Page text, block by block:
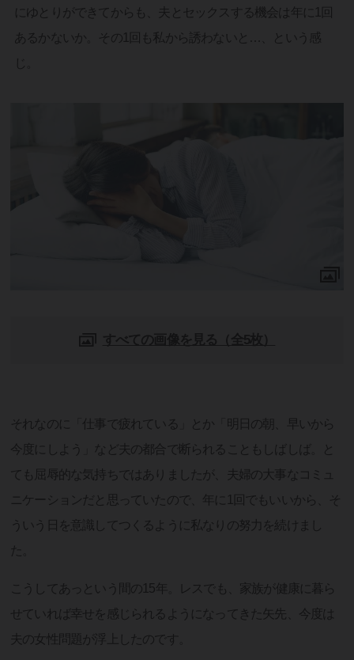
にゆとりができてからも、夫とセックスする機会は年に1回
あるかないか。その1回も私から誘わないと…、という感
それなのに「仕事で疲れている」とか「明日の朝、早いから
今度にしよう」など夫の都合で断られることもしばしば。と
ても屈辱的な気持ちではありましたが、夫婦の大事なコミュ
ニケーションだと思っていたので、年に1回でもいいから、そ
ういう日を意識してつくるように私なりの努力を続けまし
た。
こうしてあっという間の15年。レスでも、家族が健康に暮ら
せていれば幸せを感じられるようになってきた矢先、今度は
夫の女性問題が浮上したのです。